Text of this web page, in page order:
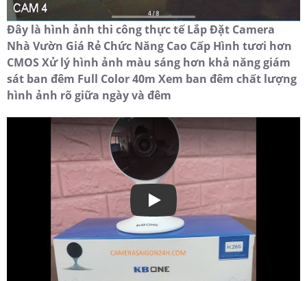
Đây là hình ảnh thi công thực tế Lắp Đặt Camera
Nhà Vườn Giá Rẻ Chức Năng Cao Cấp Hình tươi hơn
CMOS Xử lý hình ảnh màu sáng hơn khả năng giám
sát ban đêm Full Color 40m Xem ban đêm chất lượng
hình ảnh rõ giữa ngày và đêm